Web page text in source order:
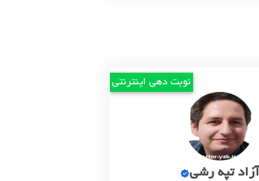
نوبت دهی اینترنتی
آزاد تپه رشی